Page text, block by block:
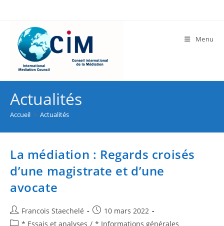
Menu
Actualités
Accueil > Actualités
La médiation : Regards croisés
d’une magistrate et d’une
avocate
Francois Staechelé
10 mars 2022
* Essais et analyses / * Informations générales